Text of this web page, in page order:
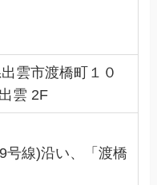
雲市渡橋町１０
雲 2F
号線)沿い、「渡橋